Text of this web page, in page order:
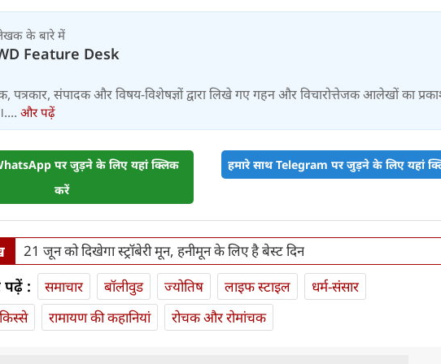
के बारे में
Feature Desk
संपादक और विषय-विशेषज्ञों द्वारा लिखे गए गहन और विचारोत्तेजक आलेखों का
और पढ़ें
पर जुड़ने के लिए यहां क्लिक
करें
हमारे साथ Telegram पर जुड़ने के लिए यहां
21 जून को दिखेगा स्ट्रॉबेरी मून, हनीमून के लिए है बेस्ट दिन
पढ़ें : समाचार बॉलीवुड ज्योतिष लाइफ स्‍टाइल
धर्म-संसार
रामायण की कहानियां रोचक और रोमांचक